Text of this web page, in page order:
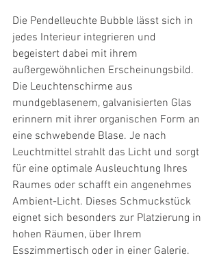
Die Pendelleuchte Bubble lässt sich in
jedes Interieur integrieren und
begeistert dabei mit ihrem
außergewöhnlichen Erscheinungsbild.
Die Leuchtenschirme aus
mundgeblasenem, galvanisierten Glas
erinnern mit ihrer organischen Form an
eine schwebende Blase. Je nach
Leuchtmittel strahlt das Licht und sorgt
für eine optimale Ausleuchtung Ihres
Raumes oder schafft ein angenehmes
Ambient-Licht. Dieses Schmuckstück
eignet sich besonders zur Platzierung in
hohen Räumen, über Ihrem
Esszimmertisch oder in einer Galerie.